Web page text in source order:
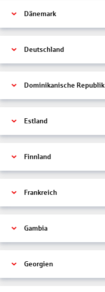
Dänemark
Deutschland
Dominikanische Republik
Estland
Finnland
Frankreich
Gambia
Georgien